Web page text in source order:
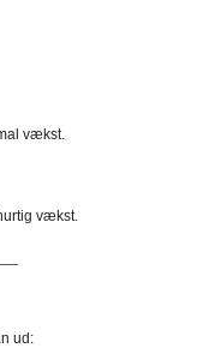
vækst.
vækst.
ud: